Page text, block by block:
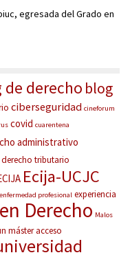
egresada del Grado en
de derecho blog
ciberseguridad cineforum
covid cuarentena
administrativo
derecho tributario
Ecija-UCJC
enfermedad profesional experiencia
Derecho Malos
máster acceso